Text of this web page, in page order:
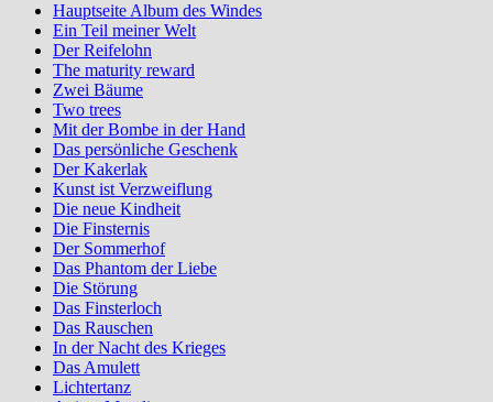
Hauptseite Album des Windes
Ein Teil meiner Welt
Der Reifelohn
The maturity reward
Zwei Bäume
Two trees
Mit der Bombe in der Hand
Das persönliche Geschenk
Der Kakerlak
Kunst ist Verzweiflung
Die neue Kindheit
Die Finsternis
Der Sommerhof
Das Phantom der Liebe
Die Störung
Das Finsterloch
Das Rauschen
In der Nacht des Krieges
Das Amulett
Lichtertanz